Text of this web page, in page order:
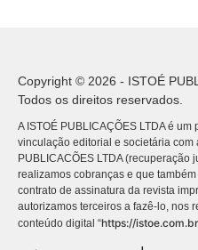
Copyright © 2026 - ISTOÉ
Todos os direitos reservados.
A ISTOÉ PUBLICAÇÕES LTDA é
vinculação editorial e societária com
PUBLICACÕES LTDA
realizamos cobranças e que
contrato de assinatura da revista
autorizamos terceiros a fazê-lo, nos
conteúdo digital “https://istoe.com.br